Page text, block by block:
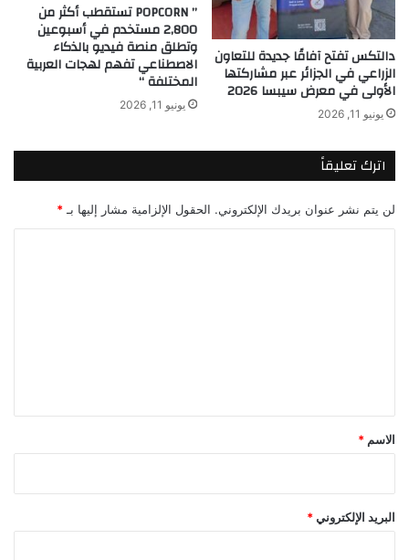
دالتكس تفتح آفاقًا جديدة للتعاون
الزراعي في الجزائر عبر مشاركتها
الأولى في معرض سيبسا 2026
يونيو 11, 2026
” POPCORN تستقطب أكثر من
2,800 مستخدم في أسبوعين
وتطلق منصة فيديو بالذكاء
الاصطناعي تفهم لهجات العربية
المختلفة “
يونيو 11, 2026
اترك تعليقاً
لن يتم نشر عنوان بريدك الإلكتروني. الحقول الإلزامية مشار إليها بـ *
*
الاسم *
البريد الإلكتروني *